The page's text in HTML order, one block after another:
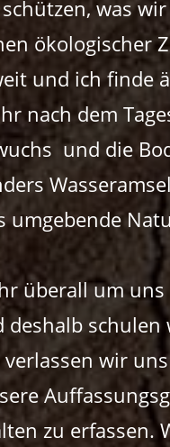
was
ökologischer
und ich finde
nach dem
und die
überall um
wir
zu